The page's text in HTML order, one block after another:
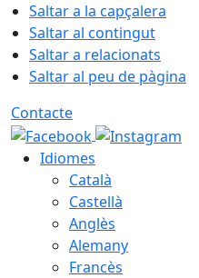
Saltar a la capçalera
Saltar al contingut
Saltar a relacionats
Saltar al peu de pàgina
Contacte
Idiomes
Català
Castellà
Anglès
Alemany
Francès